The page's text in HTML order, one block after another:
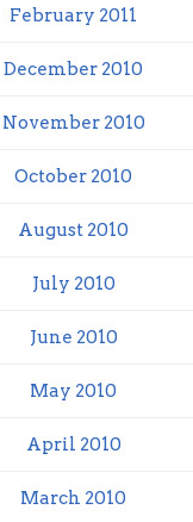
February 2011
December 2010
November 2010
October 2010
August 2010
July 2010
June 2010
May 2010
April 2010
March 2010